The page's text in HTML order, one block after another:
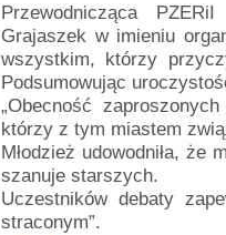
Przewodnicząca
Grajaszek w imieniu
wszystkim, którzy
Podsumowując
„Obecność
którzy z tym miastem
Młodzież udowodniła, że
szanuje starszych.
Uczestników debaty
straconym”.